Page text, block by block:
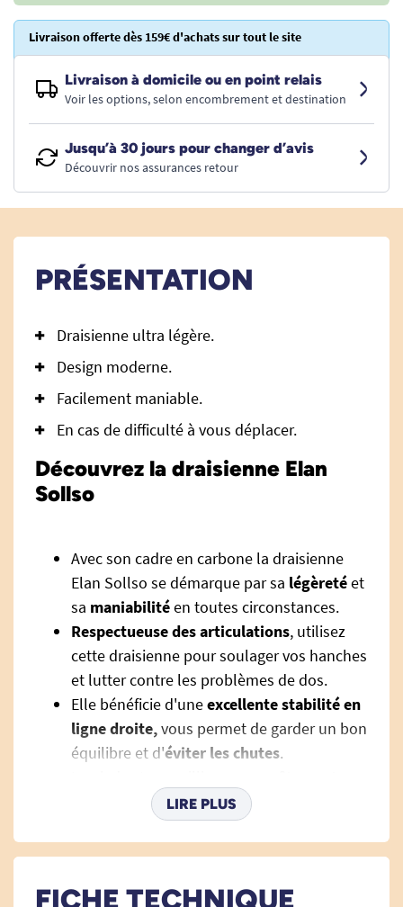
Livraison offerte dès 159€ d'achats sur tout le site
Livraison à domicile ou en point relais
Voir les options, selon encombrement et destination
Jusqu’à 30 jours pour changer d’avis
Découvrir nos assurances retour
PRÉSENTATION
Draisienne ultra légère.
Design moderne.
Facilement maniable.
En cas de difficulté à vous déplacer.
Découvrez la draisienne Elan
Sollso
Avec son cadre en carbone la draisienne
Elan Sollso se démarque par sa légèretéet
sa maniabilitéen toutes circonstances.
Respectueuse des articulations, utilisez
cette draisienne pour soulager vos hanches
et lutter contre les problèmes de dos.
Elle bénéficie d'uneexcellente stabilité en
ligne droite,vous permet de garder un bon
équilibre et d'éviter les chutes.
antidérapant
afin de garantir un bon
maintien du pied et d'éviter les risques de
aller faire vos courses, sortir entre amis, se
LIRE PLUS
FICHE TECHNIQUE